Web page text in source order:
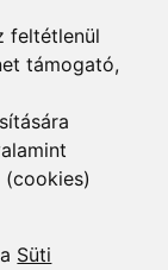
feltétlenül
támogató,
Süti